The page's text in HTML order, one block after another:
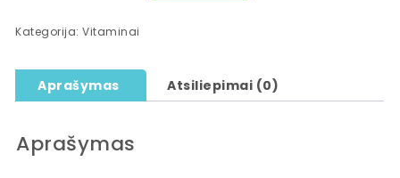
Kategorija:Vitaminai
Aprašymas Atsiliepimai (0)
Aprašymas